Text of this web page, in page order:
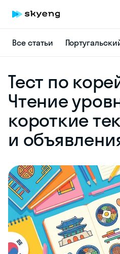
Все статьи
Тест по
Чтение
короткие
и
online